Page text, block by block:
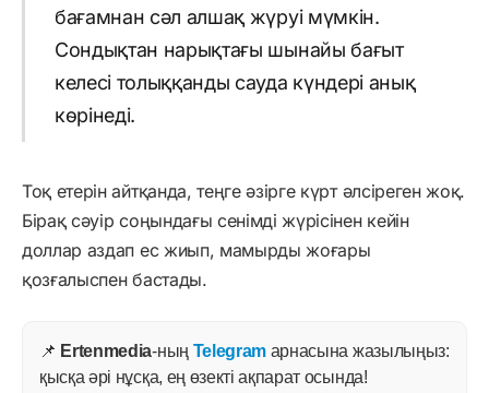
бағамнан сәл алшақ жүруі мүмкін.
Сондықтан нарықтағы шынайы бағыт
келесі толыққанды сауда күндері анық
көрінеді.
Тоқ етерін айтқанда, теңге әзірге күрт әлсіреген жоқ.
Бірақ сәуір соңындағы сенімді жүрісінен кейін
доллар аздап ес жиып, мамырды жоғары
қозғалыспен бастады.
📌 Ertenmedia-ның Telegram арнасына жазылыңыз:
қысқа әрі нұсқа, ең өзекті ақпарат осында!